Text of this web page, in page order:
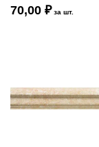
70,00 ₽ за шт.